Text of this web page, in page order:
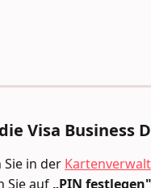
Visa Business
Sie in der
Sie auf „PIN festlegen"